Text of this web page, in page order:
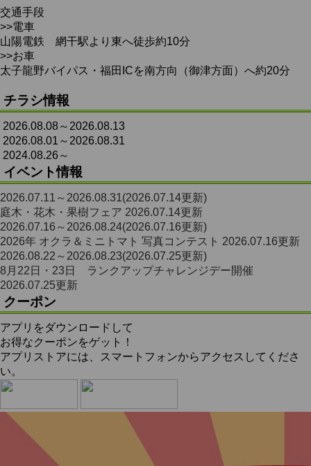
交通手段
>>電車
山陽電鉄 網干駅より東へ徒歩約10分
>>お車
太子龍野バイパス・福田ICを南方向（御津方面）へ約20分
チラシ情報
2026.08.08～2026.08.13
2026.08.01～2026.08.31
2024.08.26～
イベント情報
2026.07.11～2026.08.31(2026.07.14更新)
庭木・花木・果樹フェア 2026.07.14更新
2026.07.16～2026.08.24(2026.07.16更新)
2026年 オクラ＆ミニトマト 写真コンテスト 2026.07.16更新
2026.08.22～2026.08.23(2026.07.25更新)
8月22日・23日 ランクアップチャレンジデー開催
2026.07.25更新
クーポン
アプリをダウンロードして
お得なクーポンをゲット！
アプリストアには、スマートフォンからアクセスしてくださ
い。